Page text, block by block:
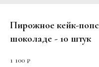
Пирожное кейк-
шоколаде - 10 штук
1 100 ₽